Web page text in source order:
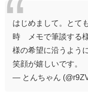
はじめまして。とて
時 メモで筆談する
様の希望に沿うように
笑顔が嬉しいです。
— とんちゃん